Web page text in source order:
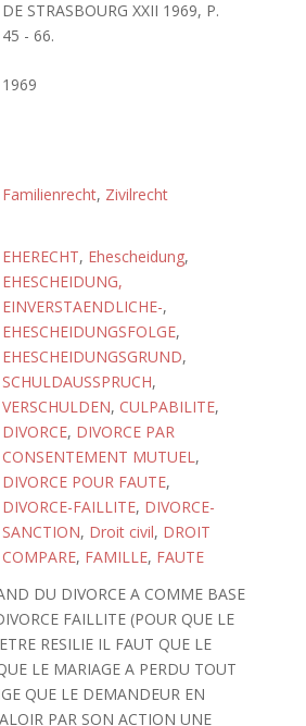
DE STRASBOURG XXII 1969, P.
45 - 66.
1969
Familienrecht, Zivilrecht
EHERECHT, Ehescheidung,
EHESCHEIDUNG,
EINVERSTAENDLICHE-,
EHESCHEIDUNGSFOLGE,
EHESCHEIDUNGSGRUND,
SCHULDAUSSPRUCH,
VERSCHULDEN, CULPABILITE,
DIVORCE, DIVORCE PAR
CONSENTEMENT MUTUEL,
DIVORCE POUR FAUTE,
DIVORCE-FAILLITE, DIVORCE-
SANCTION, Droit civil, DROIT
COMPARE, FAMILLE, FAUTE
DU DIVORCE A COMME BASE
FAILLITE (POUR QUE LE
RESILIE IL FAUT QUE LE
LE MARIAGE A PERDU TOUT
QUE LE DEMANDEUR EN
PAR SON ACTION UNE